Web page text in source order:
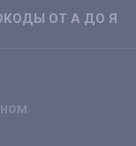
ОТ А ДО Я